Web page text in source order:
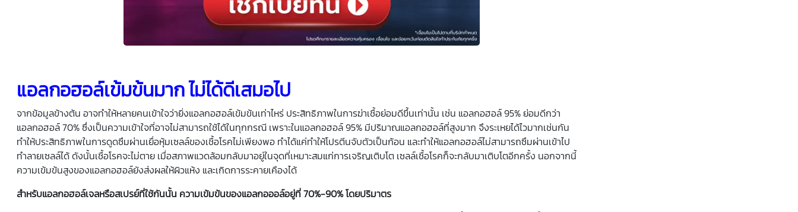
แอลกอฮอล์เข้มข้นมาก ไม่ได้ดีเสมอไป
จากข้อมูลข้างต้น อาจทำให้หลายคนเข้าใจว่ายิ่งแอลกอฮอล์เข้มข้นเท่าไหร่ ประสิทธิภาพในการฆ่าเชื้อย่อมดีขึ้นเท่านั้น เช่น แอลกอฮอล์ 95% ย่อมดีกว่า
แอลกอฮอล์ 70% ซึ่งเป็นความเข้าใจที่อาจไม่สามารถใช้ได้ในทุกกรณี เพราะในแอลกอฮอล์ 95% มีปริมาณแอลกอฮอล์ที่สูงมาก จึงระเหยได้ไวมากเช่นกัน
ทำให้ประสิทธิภาพในการดูดซึมผ่านเยื่อหุ้มเซลล์ของเชื้อโรคไม่เพียงพอ ทำได้แค่ทำให้โปรตีนจับตัวเป็นก้อน และทำให้แอลกอฮอล์ไม่สามารถซึมผ่านเข้าไป
ทำลายเซลล์ได้ ดังนั้นเชื้อโรคจะไม่ตาย เมื่อสภาพแวดล้อมกลับมาอยู่ในจุดที่เหมาะสมแก่การเจริญเติบโต เซลล์เชื้อโรคก็จะกลับมาเติบโตอีกครั้ง นอกจากนี้
ความเข้มข้นสูงของแอลกอฮอล์ยังส่งผลให้ผิวแห้ง และเกิดการระคายเคืองได้
สำหรับแอลกอฮอล์เจลหรือสเปรย์ที่ใช้กันนั้น ความเข้มข้นของแอลกอออล์อยู่ที่ 70%-90% โดยปริมาตร